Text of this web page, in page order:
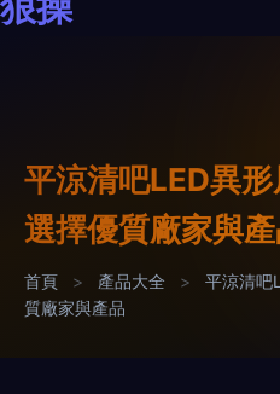
平涼清吧LED異
選擇優質廠家與
首頁 > 產品大全 >
平涼清吧
質廠家與產品